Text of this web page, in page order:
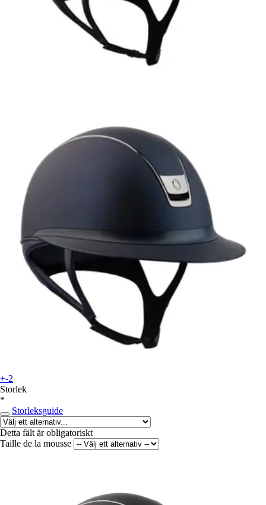
+-2
Storlek
*
Storleksguide
Detta fält är obligatoriskt
Taille de la mousse